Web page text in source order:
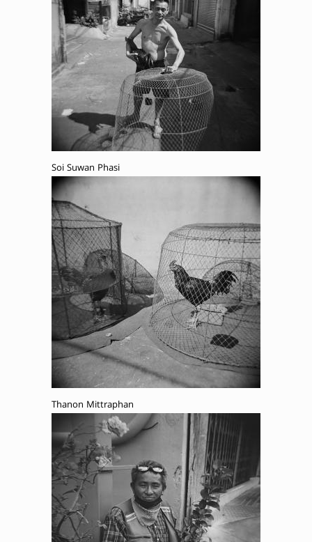
Soi Suwan Phasi
Thanon Mittraphan